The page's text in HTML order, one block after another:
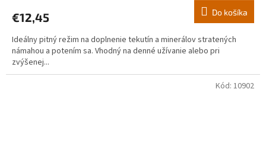
€12,45 Do košíka
Ideálny pitný režim na doplnenie tekutín a minerálov stratených
námahou a potením sa. Vhodný na denné užívanie alebo pri
zvýšenej...
Kód: 10902